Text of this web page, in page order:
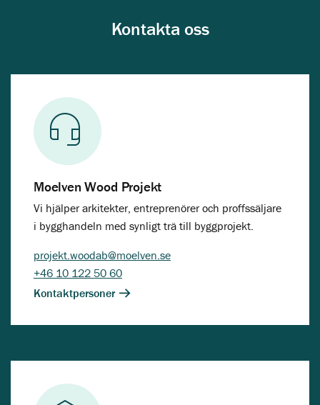
Kontakta oss
Moelven Wood Projekt
Vi hjälper arkitekter, entreprenörer och proffssäljare
i bygghandeln med synligt trä till byggprojekt.
projekt.woodab@moelven.se
+46 10 122 50 60
Kontaktpersoner